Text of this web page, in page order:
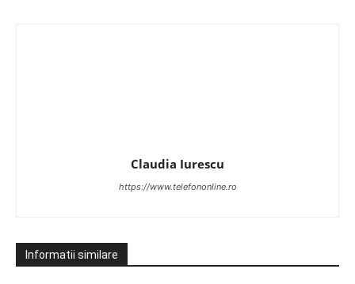
Claudia Iurescu
https://www.telefononline.ro
Informatii similare